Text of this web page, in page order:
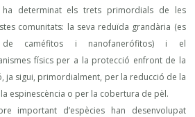
ha determinat els trets primordials de les
comunitats: la seva reduïda grandària (es
de caméfitos i nanofanerófitos) i el
físics per a la protecció enfront de la
ja sigui, primordialment, per la reducció de la
espinescència o per la cobertura de pèl.
important d’espècies han desenvolupat